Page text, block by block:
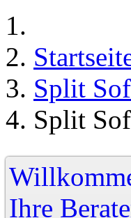
Split
Split
Ihre